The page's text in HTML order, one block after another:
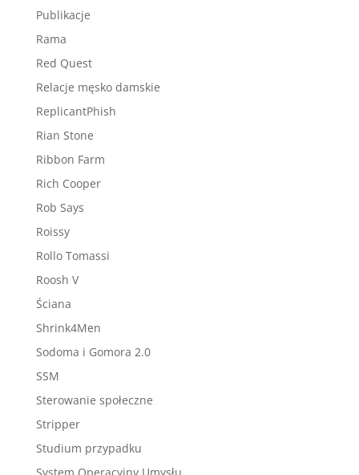
Publikacje
Rama
Red Quest
Relacje męsko damskie
ReplicantPhish
Rian Stone
Ribbon Farm
Rich Cooper
Rob Says
Roissy
Rollo Tomassi
Roosh V
Ściana
Shrink4Men
Sodoma i Gomora 2.0
SSM
Sterowanie społeczne
Stripper
Studium przypadku